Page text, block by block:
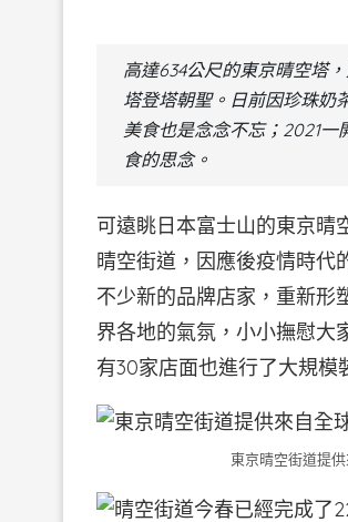
高達634公尺的東京晴空塔
塔登塔朝聖。日前因珍珠奶
美食也是念念不忘；2021
食的思念。
可遠眺日本富士山的東京晴
晴空街道，因應後疫情時代
不少新的品牌店家，重新形
界各地的氣氛，小小撫慰大
有30家店面也進行了大規模
東京晴空街道提